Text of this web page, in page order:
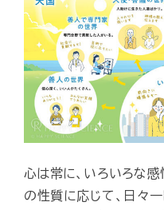
心は常に、いろいろな
の性質に応じて、日々